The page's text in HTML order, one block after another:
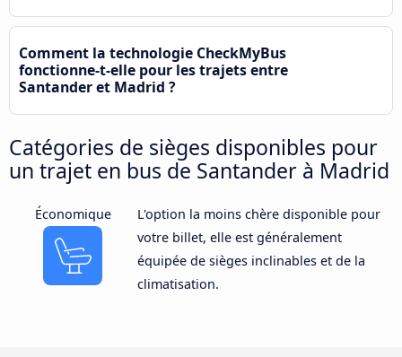
Comment la technologie CheckMyBus
fonctionne-t-elle pour les trajets entre
Santander et Madrid ?
Catégories de sièges disponibles pour
un trajet en bus de Santander à Madrid
Économique
L'option la moins chère disponible pour
votre billet, elle est généralement
équipée de sièges inclinables et de la
climatisation.